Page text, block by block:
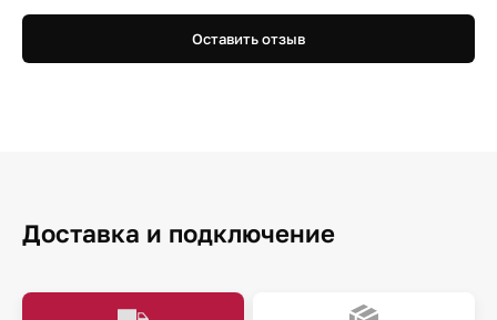
Оставить отзыв
Доставка и подключение